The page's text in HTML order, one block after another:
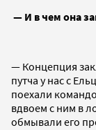
— И в чем она
— Концепция
путча у нас с
поехали
вдвоем с ним в
обмывали его